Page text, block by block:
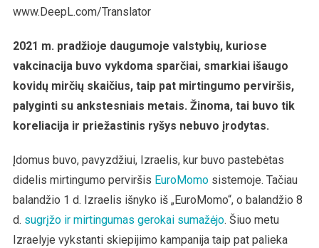
www.DeepL.com/Translator
2021 m. pradžioje daugumoje valstybių, kuriose
vakcinacija buvo vykdoma sparčiai, smarkiai išaugo
kovidų mirčių skaičius, taip pat mirtingumo perviršis,
palyginti su ankstesniais metais. Žinoma, tai buvo tik
koreliacija ir priežastinis ryšys nebuvo įrodytas.
Įdomus buvo, pavyzdžiui, Izraelis, kur buvo pastebėtas
didelis mirtingumo perviršis EuroMomosistemoje. Tačiau
balandžio 1 d. Izraelis išnyko iš „EuroMomo“, o balandžio 8
d. sugrįžo ir mirtingumas gerokai sumažėjo. Šiuo metu
Izraelyje vykstanti skiepijimo kampanija taip pat palieka